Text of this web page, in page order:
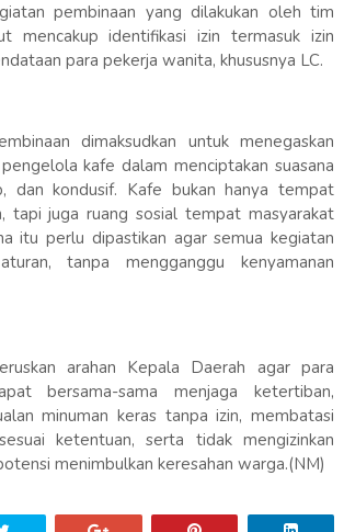
pembinaan yang dilakukan oleh tim
mencakup identifikasi izin termasuk izin
para pekerja wanita, khususnya LC.
dimaksudkan untuk menegaskan
kafe dalam menciptakan suasana
dan kondusif. Kafe bukan hanya tempat
tapi juga ruang sosial tempat masyarakat
itu perlu dipastikan agar semua kegiatan
tanpa mengganggu kenyamanan
arahan Kepala Daerah agar para
bersama-sama menjaga ketertiban,
minuman keras tanpa izin, membatasi
ketentuan, serta tidak mengizinkan
menimbulkan keresahan warga.(NM)